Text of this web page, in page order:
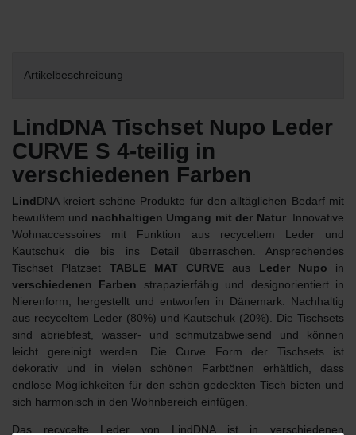
Artikelbeschreibung
LindDNA Tischset Nupo Leder
CURVE S 4-teilig in
verschiedenen Farben
LindDNA kreiert schöne Produkte für den alltäglichen Bedarf mit
bewußtem und nachhaltigen Umgang mit der Natur. Innovative
Wohnaccessoires mit Funktion aus recyceltem Leder und
Kautschuk die bis ins Detail überraschen. Ansprechendes
Tischset Platzset TABLE MAT CURVE aus Leder Nupo in
verschiedenen Farben strapazierfähig und designorientiert in
Nierenform, hergestellt und entworfen in Dänemark. Nachhaltig
aus recyceltem Leder (80%) und Kautschuk (20%). Die Tischsets
sind abriebfest, wasser- und schmutzabweisend und können
leicht gereinigt werden. Die Curve Form der Tischsets ist
dekorativ und in vielen schönen Farbtönen erhältlich, dass
endlose Möglichkeiten für den schön gedeckten Tisch bieten und
sich harmonisch in den Wohnbereich einfügen.
Das recycelte Leder von LindDNA ist in verschiedenen